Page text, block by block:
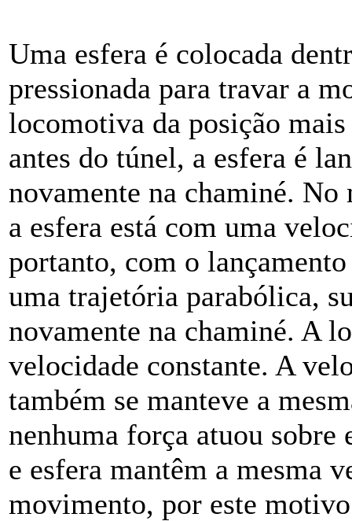
Uma esfera é colocada
pressionada para travar a
locomotiva da posição
antes do túnel, a esfera é
novamente na chaminé.
a esfera está com uma
portanto, com o
uma trajetória parabólica,
novamente na chaminé. A
velocidade constante. A
também se manteve a
nenhuma força atuou
e esfera mantêm a mesma
movimento, por este